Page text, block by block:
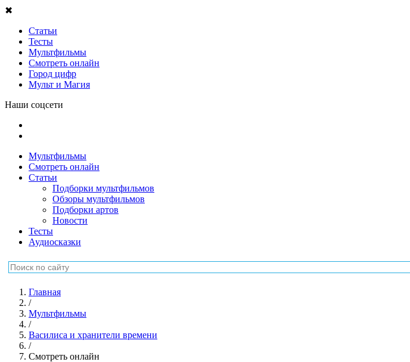
✖
Статьи
Тесты
Мультфильмы
Смотреть онлайн
Город цифр
Мульт и Магия
Наши соцсети
Мультфильмы
Смотреть онлайн
Статьи
Подборки мультфильмов
Обзоры мультфильмов
Подборки артов
Новости
Тесты
Аудиосказки
Главная
/
Мультфильмы
/
Василиса и хранители времени
/
Смотреть онлайн